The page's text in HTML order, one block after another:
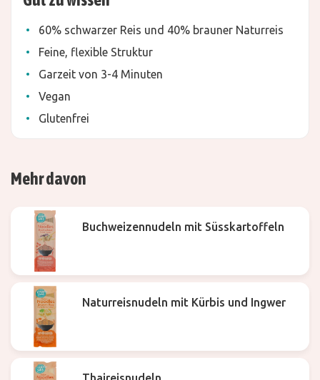
60% schwarzer Reis und 40% brauner Naturreis
Feine, flexible Struktur
Garzeit von 3-4 Minuten
Vegan
Glutenfrei
Mehr davon
Buchweizennudeln mit Süsskartoffeln
Naturreisnudeln mit Kürbis und Ingwer